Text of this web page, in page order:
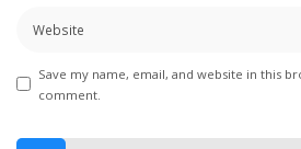
Save my name, email, and website in this
comment.